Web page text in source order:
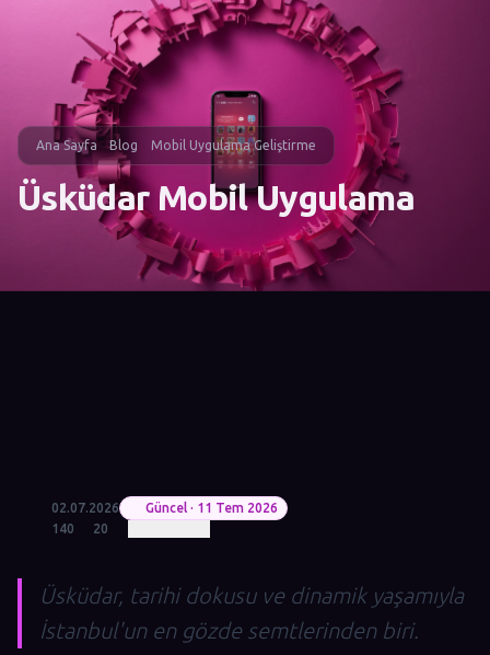
Ana Sayfa Blog Mobil Uygulama Geliştirme
Üsküdar Mobil Uygulama
02.07.2026
Güncel · 11 Tem 2026
140
20
Üsküdar, tarihi dokusu ve dinamik yaşamıyla
İstanbul'un en gözde semtlerinden biri.